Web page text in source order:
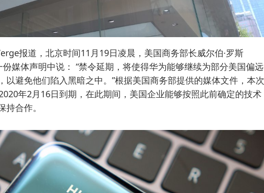
报道，北京时间11月19日凌晨，美国商务部长威尔伯·罗斯
份媒体声明中说： “禁令延期，将使得华为能够继续为部分美国偏远
以避免他们陷入黑暗之中。”根据美国商务部提供的媒体文件，本次
年2月16日到期，在此期间，美国企业能够按照此前确定的技术
合作。